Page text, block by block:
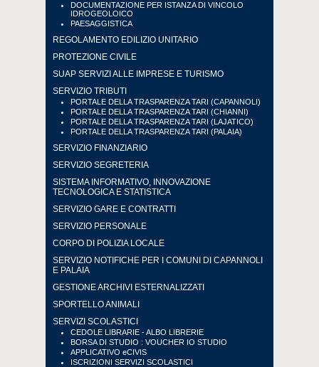
DOCUMENTAZIONE PER ISTANZA DI VINCOLO
IDROGEOLOICO
PAESAGGISTICA
REGOLAMENTO EDILIZIO UNITARIO
PROTEZIONE CIVILE
SUAP SERVIZI ALLE IMPRESE E TURISMO
SERVIZIO TRIBUTI
PORTALE DELLA TRASPARENZA TARI (CAPANNOLI)
PORTALE DELLA TRASPARENZA TARI (CHIANNI)
PORTALE DELLA TRASPARENZA TARI (LAJATICO)
PORTALE DELLA TRASPARENZA TARI (PALAIA)
SERVIZIO FINANZIARIO
SERVIZIO SEGRETERIA
SISTEMA INFORMATIVO, INNOVAZIONE
TECNOLOGICA E STATISTICA
SERVIZIO GARE E CONTRATTI
SERVIZIO PERSONALE
CORPO DI POLIZIA LOCALE
SERVIZIO NOTIFICHE PER I COMUNI DI CAPANNOLI
E PALAIA
GESTIONE ARCHIVI ESTERNALIZZATI
SPORTELLO ANIMALI
SERVIZI SCOLASTICI
CEDOLE LIBRARIE - ALBO LIBRERIE
BORSA DI STUDIO : VOUCHER IO STUDIO
APPLICATIVO eCIVIS
ISCRIZIONI SERVIZI SCOLASTICI